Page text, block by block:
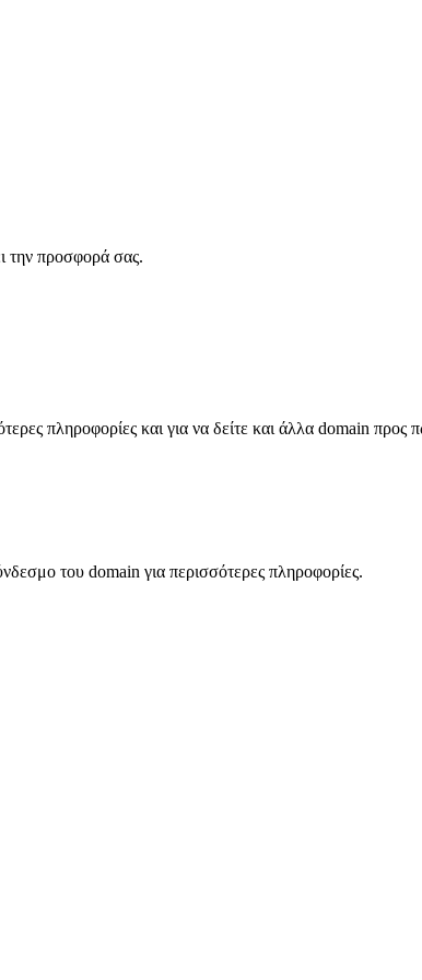
την προσφορά σας.
πληροφορίες και για να δείτε και άλλα domain προς
του domain για περισσότερες πληροφορίες.